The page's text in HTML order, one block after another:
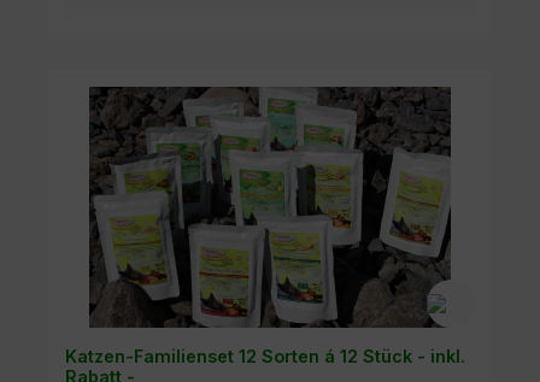
Katzen-Familienset 12 Sorten á 12 Stück - inkl.
Rabatt -